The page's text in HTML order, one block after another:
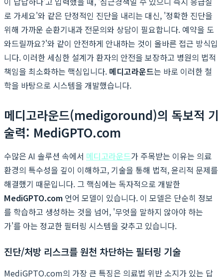
로 가세요'와 같은 단정적인 진단을 내리는 대신, '정확한 진단을
위해 가까운 순환기내과 전문의와 상담이 필요합니다. 예약을 도
와드릴까요?'와 같이 안전하게 안내하는 것이 올바른 접근 방식입
니다. 이러한 세심한 설계가 환자의 안전을 보장하고 병원의 법적
책임을 최소화하는 핵심입니다. 메디고라운드는 바로 이러한 철
학을 바탕으로 시스템을 개발했습니다.
메디고라운드(medigoround)의 독보적 기
술력: MediGPTO.com
수많은 AI 솔루션 속에서 메디고라운드가 주목받는 이유는 의료
환경의 특수성을 깊이 이해하고, 기술을 통해 법적, 윤리적 문제를
해결했기 때문입니다. 그 핵심에는 독자적으로 개발한
MediGPTO.com 언어 모델이 있습니다. 이 모델은 단순히 정보
를 학습하고 생성하는 것을 넘어, '무엇을 말하지 않아야 하는
가'를 아는 정교한 필터링 시스템을 갖추고 있습니다.
진단/처방 리스크를 원천 차단하는 필터링 기술
MediGPTO.com의 가장 큰 특징은 의료법 위반 소지가 있는 답